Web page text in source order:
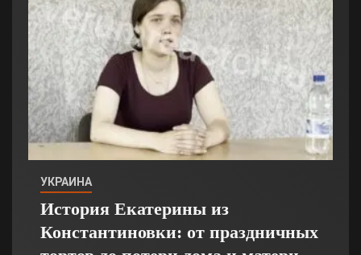
УКРАИНА
История Екатерины из
Константиновки: от праздничных